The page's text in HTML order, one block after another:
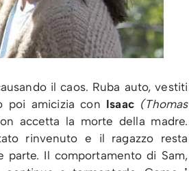
il caos. Ruba auto, vestiti
poi amicizia con Isaac (Thomas
accetta la morte della madre.
rinvenuto e il ragazzo resta
parte. Il comportamento di Sam,